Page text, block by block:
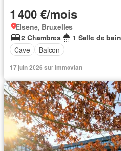
1 400 €/mois
Elsene, Bruxelles
2 Chambres
1 Salle de bain
Cave
Balcon
17 juin 2026 sur Immovlan